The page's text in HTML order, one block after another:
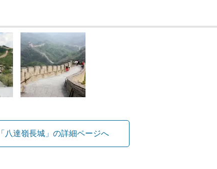
「八達嶺長城」の詳細ページへ